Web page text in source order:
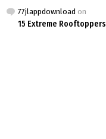
77jlappdownload on
15 Extreme